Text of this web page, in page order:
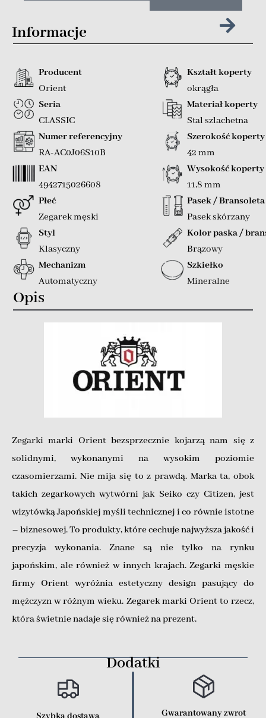
Informacje
Producent
Orient
Seria
CLASSIC
Numer referencyjny
RA-AC0J06S10B
EAN
4942715026608
Płeć
Zegarek męski
Styl
Klasyczny
Mechanizm
Automatyczny
Kształt koperty
okrągła
Materiał koperty
Stal szlachetna
Szerokość koperty
42 mm
Wysokość koperty
11,8 mm
Pasek / Bransoleta
Pasek skórzany
Kolor paska /
Brązowy
Szkiełko
Mineralne
Opis
Zegarki marki Orient bezsprzecznie kojarzą nam się z
solidnymi, wykonanymi na wysokim poziomie
czasomierzami. Nie mija się to z prawdą. Marka ta, obok
takich zegarkowych wytwórni jak Seiko czy Citizen, jest
wizytówką Japońskiej myśli technicznej i co równie istotne
– biznesowej. To produkty, które cechuje najwyższa jakość i
precyzja wykonania. Znane są nie tylko na rynku
japońskim, ale również w innych krajach. Zegarki męskie
firmy Orient wyróżnia estetyczny design pasujący do
mężczyzn w różnym wieku. Zegarek marki Orient to rzecz,
która świetnie nadaje się również na prezent.
Dodatki
Gwarantowany zwrot